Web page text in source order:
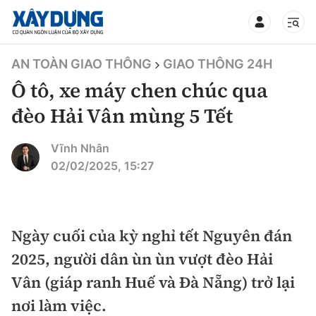
TIN BỘ XÂY DỰNG
CHUYÊN MỤC
Thời sự
Chính trị
Xã hội
Xây dựng
Chỉ đạo điều hành
Giao thông
AN TOÀN GIAO THÔNG GIAO THÔNG 24H
Ô tô, xe máy chen chúc qua
đèo Hải Vân mùng 5 Tết
Vĩnh Nhân
02/02/2025, 15:27
Ngày cuối của kỳ nghỉ tết Nguyên đán
2025, người dân ùn ùn vượt đèo Hải
Vân (giáp ranh Huế và Đà Nẵng) trở lại
nơi làm việc.